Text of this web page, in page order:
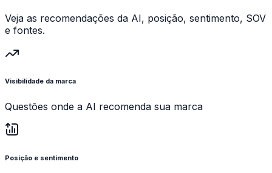
Veja as recomendações da AI, posição, sentimento, SOV
e fontes.
Visibilidade da marca
Questões onde a AI recomenda sua marca
Posição e sentimento